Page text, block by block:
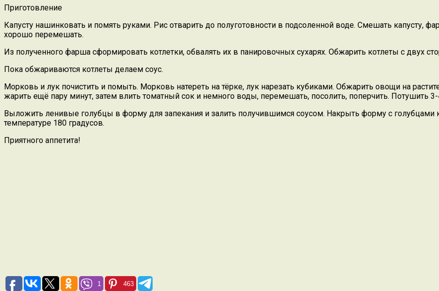
Приготовление
Капусту нашинковать и помять руками. Рис отварить до полуготовности в подсоленной воде. Смешать капусту,
хорошо перемешать.
Из полученного фарша сформировать котлетки, обвалять их в панировочных сухарях. Обжарить котлеты с двух
Пока обжариваются котлеты делаем соус.
Морковь и лук почистить и помыть. Морковь натереть на тёрке, лук нарезать кубиками. Обжарить овощи на
жарить ещё пару минут, затем влить томатный сок и немного воды, перемешать, посолить, поперчить. Потушить
Выложить ленивые голубцы в форму для запекания и залить получившимся соусом. Накрыть форму с
температуре 180 градусов.
Приятного аппетита!
1 463